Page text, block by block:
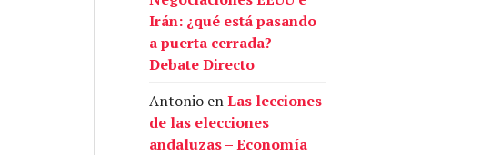
Irán: ¿qué está pasando
a puerta cerrada? –
Debate Directo
Antonio enLas lecciones
de las elecciones
andaluzas – Economía